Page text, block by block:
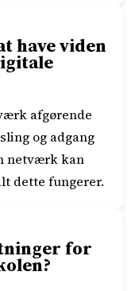
have viden
afgørende
og adgang
netværk kan
dette fungerer.
for